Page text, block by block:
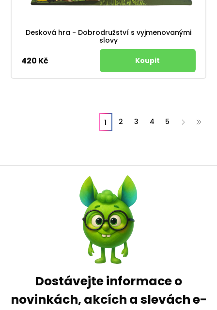
Desková hra - Dobrodružství s vyjmenovanými
slovy
420 Kč
1 2 3 4 5
Dostávejte informace o
novinkách, akcích a slevách e-